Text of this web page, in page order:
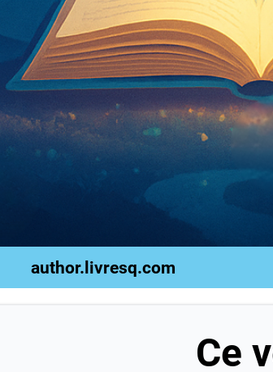
author.livresq.com
Ce